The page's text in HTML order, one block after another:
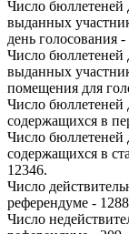
Число бюллетеней
выданных
день голосования -
Число бюллетеней
выданных
помещения для
Число бюллетеней
содержащихся в
Число бюллетеней
содержащихся в
12346.
Число
референдуме -
Число